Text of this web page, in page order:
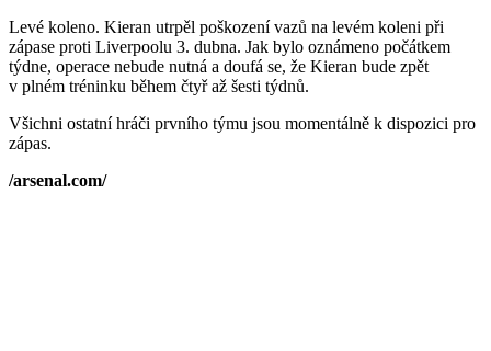
Levé koleno. Kieran utrpěl poškození vazů na levém koleni při
zápase proti Liverpoolu 3. dubna. Jak bylo oznámeno počátkem
týdne, operace nebude nutná a doufá se, že Kieran bude zpět
v plném tréninku během čtyř až šesti týdnů.
Všichni ostatní hráči prvního týmu jsou momentálně k dispozici pro
zápas.
/arsenal.com/